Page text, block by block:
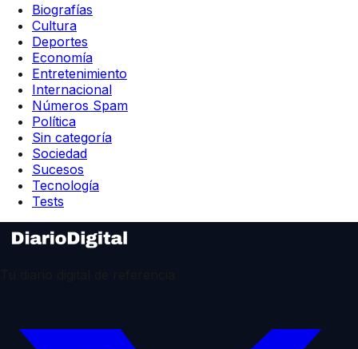
Biografías
Cultura
Deportes
Economía
Entretenimiento
Internacional
Números Spam
Política
Sin categoría
Sociedad
Sucesos
Tecnología
Tests